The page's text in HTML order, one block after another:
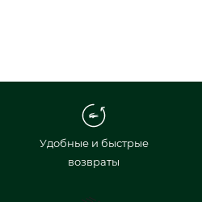
Удобные и быстрые
возвраты